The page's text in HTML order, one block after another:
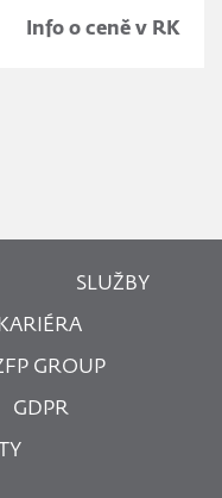
Info o ceně v RK
SLUŽBY
KARIÉRA
GROUP
GDPR